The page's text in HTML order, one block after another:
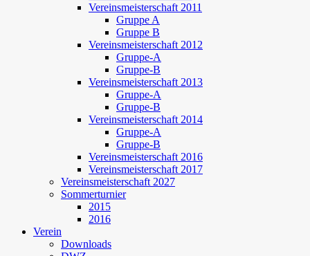
Vereinsmeisterschaft 2011
Gruppe A
Gruppe B
Vereinsmeisterschaft 2012
Gruppe-A
Gruppe-B
Vereinsmeisterschaft 2013
Gruppe-A
Gruppe-B
Vereinsmeisterschaft 2014
Gruppe-A
Gruppe-B
Vereinsmeisterschaft 2016
Vereinsmeisterschaft 2017
Vereinsmeisterschaft 2027
Sommerturnier
2015
2016
Verein
Downloads